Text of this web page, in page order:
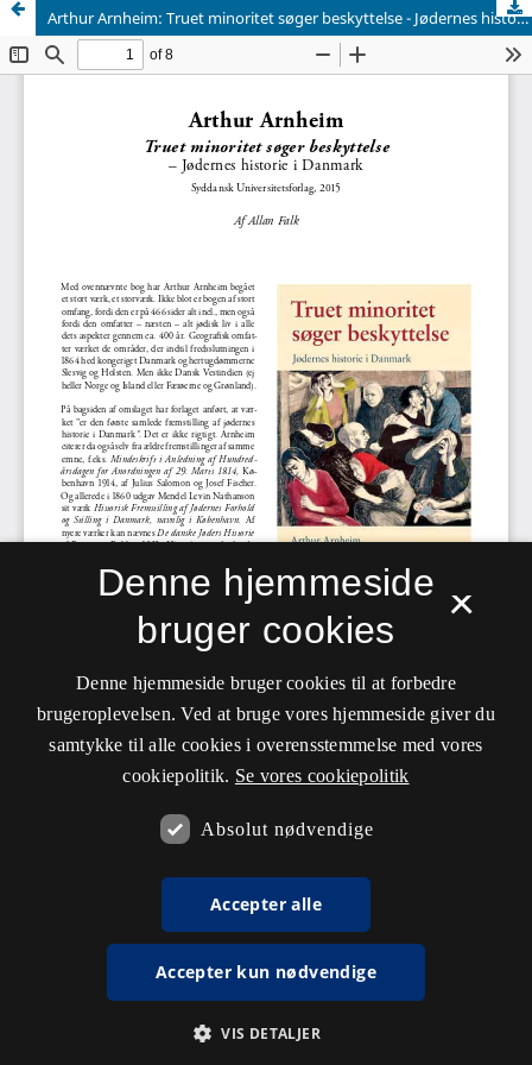
Arthur Arnheim: Truet minoritet søger beskyttelse - Jødernes historie i Danmark
×
Denne hjemmeside
bruger cookies
Denne hjemmeside bruger cookies til at forbedre
brugeroplevelsen. Ved at bruge vores hjemmeside giver du
samtykke til alle cookies i overensstemmelse med vores
cookiepolitik. Se vores cookiepolitik
Absolut nødvendige
Accepter alle
Accepter kun nødvendige
VIS DETALJER